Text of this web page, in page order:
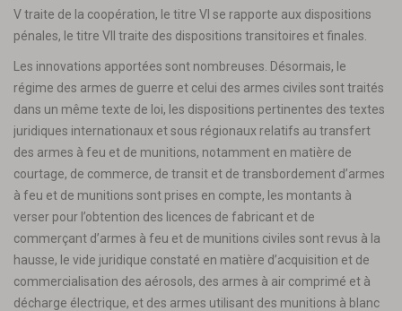
V traite de la coopération, le titre VI se rapporte aux dispositions
pénales, le titre VII traite des dispositions transitoires et finales.
Les innovations apportées sont nombreuses. Désormais, le
régime des armes de guerre et celui des armes civiles sont traités
dans un même texte de loi, les dispositions pertinentes des textes
juridiques internationaux et sous régionaux relatifs au transfert
des armes à feu et de munitions, notamment en matière de
courtage, de commerce, de transit et de transbordement d’armes
à feu et de munitions sont prises en compte, les montants à
verser pour l’obtention des licences de fabricant et de
commerçant d’armes à feu et de munitions civiles sont revus à la
hausse, le vide juridique constaté en matière d’acquisition et de
commercialisation des aérosols, des armes à air comprimé et à
décharge électrique, et des armes utilisant des munitions à blanc